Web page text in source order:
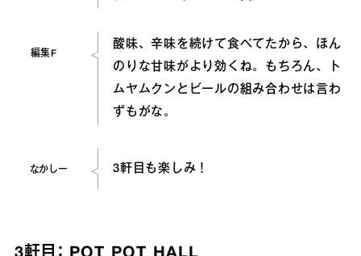
編集F
酸味、辛味を続けて食べてたから、ほん
のりな甘味がより効くね。もちろん、ト
ムヤムクンとビールの組み合わせは言わ
ずもがな。
なかしー 3軒目も楽しみ！